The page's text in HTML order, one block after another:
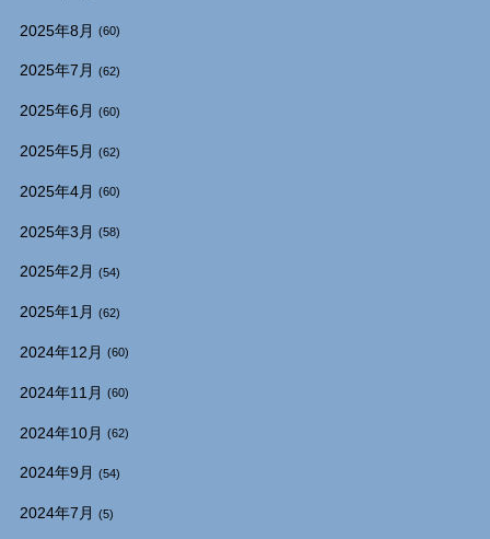
2025年8月 (60)
2025年7月 (62)
2025年6月 (60)
2025年5月 (62)
2025年4月 (60)
2025年3月 (58)
2025年2月 (54)
2025年1月 (62)
2024年12月 (60)
2024年11月 (60)
2024年10月 (62)
2024年9月 (54)
2024年7月 (5)